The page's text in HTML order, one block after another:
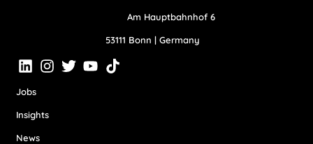
Am Hauptbahnhof 6
53111 Bonn | Germany
Jobs
Insights
News